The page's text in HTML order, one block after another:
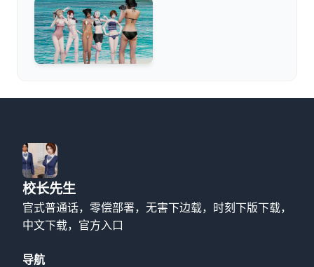
校长先生
官式普通话，零偿部署，无害下边载，时刻下版下载，
中文下载，官方入口
导航